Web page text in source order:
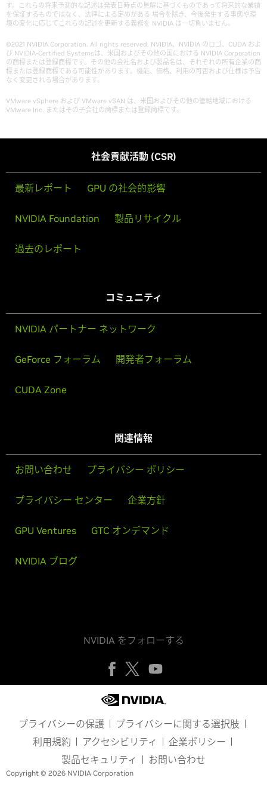
す。これらの将来予測的な記述は発表日時点の見解に基づくものであって将来的な業績
を保証するものではなく、法律による定めがある 場合を除き、今後発生する事態や環
境の変化に応じてこれらの記述を更新する義務を NVIDIA は一切負いません。
©2021 NVIDIA Corporation. All rights reserved. NVIDIA、NVIDIA のロゴ、CUDA およ
び NVIDIA-Certified Systemsは、米国およびその他の国における NVIDIA Corporation
の商標または登録商標です。その他の会社名および製品名は、それぞれの所有企業の商
標または登録商標である可能性があります。機能、価格、利用の可否および仕様は予告
なく変更される場合があります。
VMware vSphere および VMware vSAN は、米国およびその他の管轄地域における
VMware Inc. またはその子会社の商標または登録商標です。
社会貢献活動 (CSR)
最新レポート GPU の社会的影響
NVIDIA Foundation 製品リサイクル
過去のレポート
コミュニティ
NVIDIA パートナー ネットワーク
GeForce フォーラム 開発者フォーラム
CUDA Zone
関連情報
お問い合わせ プライバシー ポリシー
プライバシー センター 企業方針
GPU Ventures GTC オンデマンド
NVIDIA ブログ
NVIDIA をフォローする
プライバシーの保護
プライバシーに関する選択肢
利用規約
アクセシビリティ
企業ポリシー
製品セキュリティ
お問い合わせ
Copyright © 2026 NVIDIA Corporation